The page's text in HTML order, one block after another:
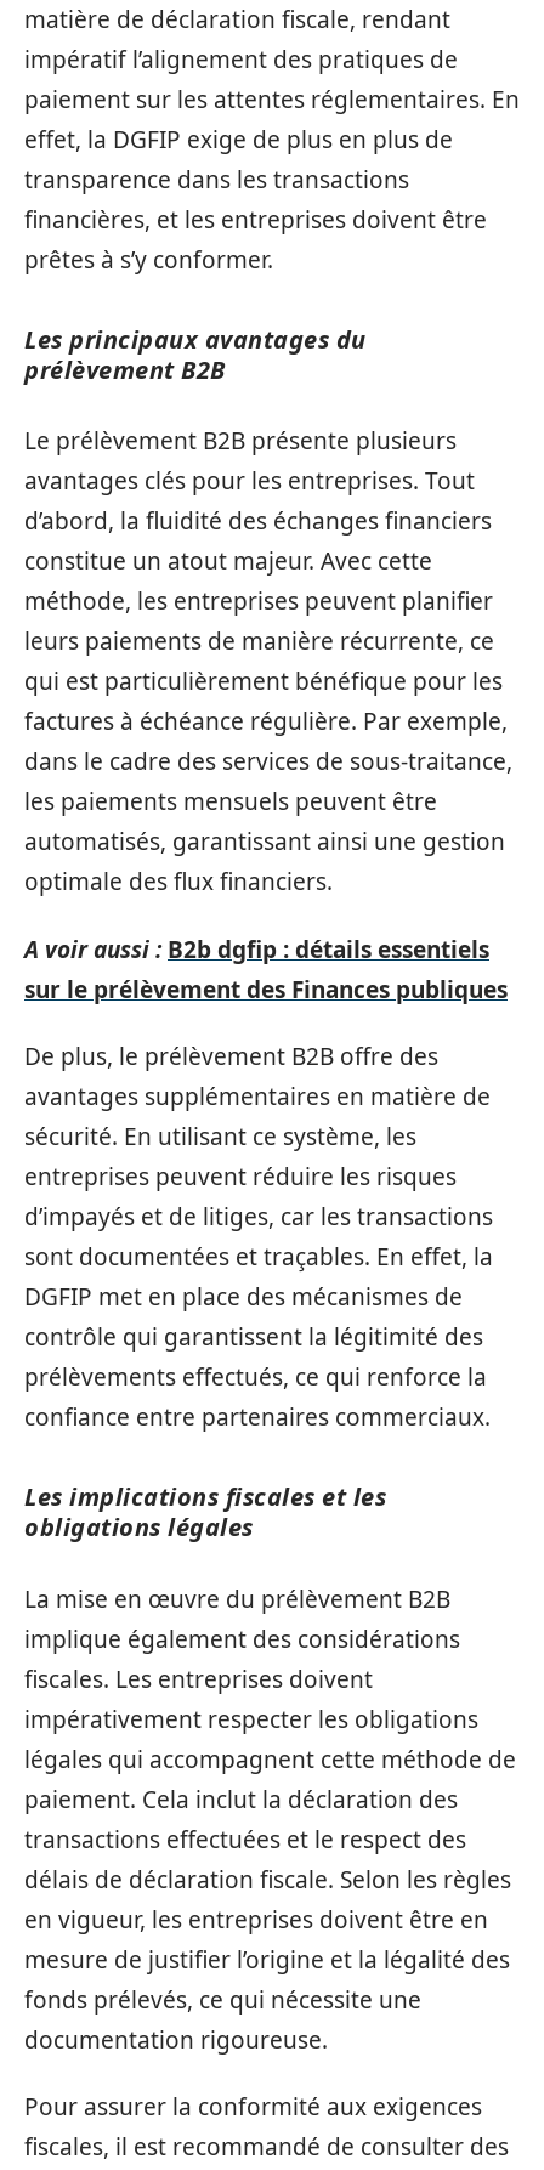
matière de déclaration fiscale, rendant
impératif l’alignement des pratiques de
paiement sur les attentes réglementaires. En
effet, la DGFIP exige de plus en plus de
transparence dans les transactions
financières, et les entreprises doivent être
prêtes à s’y conformer.
Les principaux avantages du
prélèvement B2B
Le prélèvement B2B présente plusieurs
avantages clés pour les entreprises. Tout
d’abord, la fluidité des échanges financiers
constitue un atout majeur. Avec cette
méthode, les entreprises peuvent planifier
leurs paiements de manière récurrente, ce
qui est particulièrement bénéfique pour les
factures à échéance régulière. Par exemple,
dans le cadre des services de sous-traitance,
les paiements mensuels peuvent être
automatisés, garantissant ainsi une gestion
optimale des flux financiers.
A voir aussi : B2b dgfip : détails essentiels
sur le prélèvement des Finances publiques
De plus, le prélèvement B2B offre des
avantages supplémentaires en matière de
sécurité. En utilisant ce système, les
entreprises peuvent réduire les risques
d’impayés et de litiges, car les transactions
sont documentées et traçables. En effet, la
DGFIP met en place des mécanismes de
contrôle qui garantissent la légitimité des
prélèvements effectués, ce qui renforce la
confiance entre partenaires commerciaux.
Les implications fiscales et les
obligations légales
La mise en œuvre du prélèvement B2B
implique également des considérations
fiscales. Les entreprises doivent
impérativement respecter les obligations
légales qui accompagnent cette méthode de
paiement. Cela inclut la déclaration des
transactions effectuées et le respect des
délais de déclaration fiscale. Selon les règles
en vigueur, les entreprises doivent être en
mesure de justifier l’origine et la légalité des
fonds prélevés, ce qui nécessite une
documentation rigoureuse.
Pour assurer la conformité aux exigences
fiscales, il est recommandé de consulter des